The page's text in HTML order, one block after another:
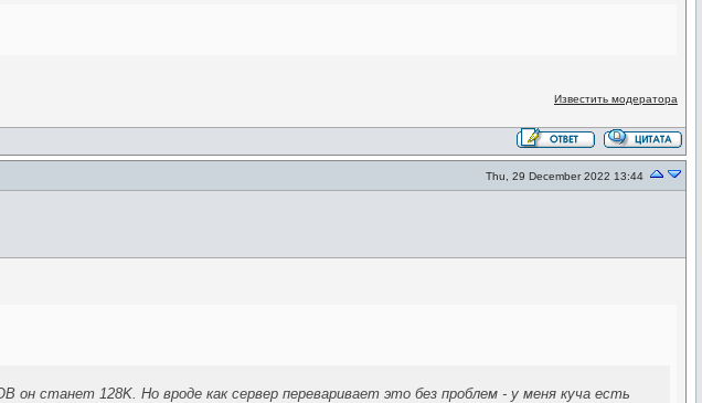
Известить модератора
Thu, 29 December 2022 13:44
он станет 128K. Но вроде как сервер переваривает это без проблем - у меня куча есть